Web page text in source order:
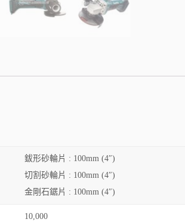
鈸形砂輪片 : 100mm (4″)
切割砂輪片 : 100mm (4″)
金剛石鋸片 : 100mm (4″)
10,000